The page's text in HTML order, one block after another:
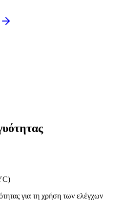
για τη χρήση των ελέγχων